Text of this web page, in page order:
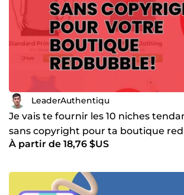
LeaderAuthentiqu
Je vais te fournir les 10 niches
sans copyright pour ta boutique
À partir de 18,76 $US